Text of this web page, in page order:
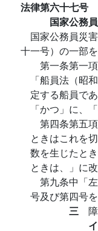
法律第六十七号
国家公務
国家公務員災
十一号）の一部
第一条第一
「船員法（昭
定する船員で
「かつ」に、
第四条第五
ときはこれを
数を生じたと
ときは、」に改
第九条中「
号及び第四号
三